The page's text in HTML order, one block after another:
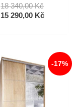
18 340,00KčPůvodní
Cena
15 290,00 KčAktuální
290,00 Kč.
-17%